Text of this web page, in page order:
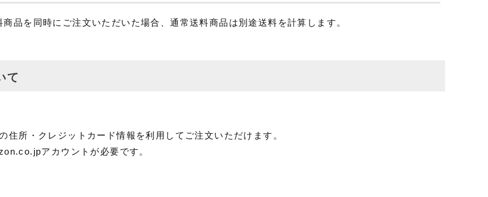
品を同時にご注文いただいた場合、通常送料商品は別途送料を計算します。
て
住所・クレジットカード情報を利用してご注文いただけます。
アカウントが必要です。